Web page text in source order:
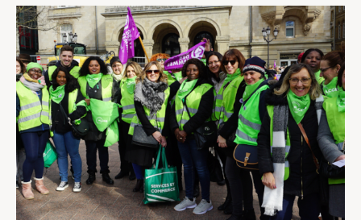
Unterstützung im Privatleben
Berufliche Weiterentwicklung
Mitglied werden